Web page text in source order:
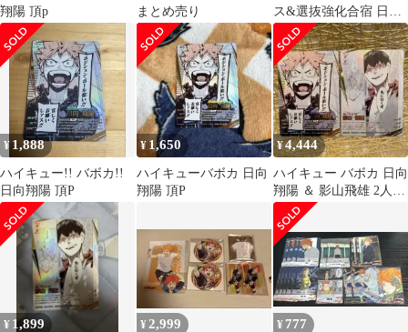
翔陽 頂p
まとめ売り
ス&選抜強化合宿 日向
翔陽 頂P
¥ 1,888
ハイキュー!! バボカ!!
日向翔陽 頂P
¥1,650
ハイキューバボカ 日向
翔陽 頂P
¥4,444
ハイキュー バボカ 日向
翔陽 ＆ 影山飛雄 2人セ
ット 頂P
¥ 1,899 ¥ 2,999 ¥ 777